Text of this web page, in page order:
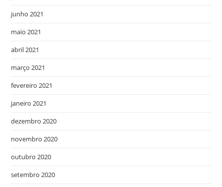
junho 2021
maio 2021
abril 2021
março 2021
fevereiro 2021
janeiro 2021
dezembro 2020
novembro 2020
outubro 2020
setembro 2020